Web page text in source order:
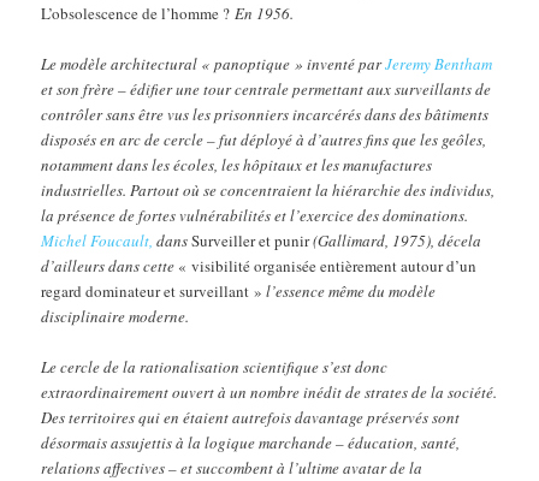
L’obsolescence de l’homme ? En 1956.
Le modèle architectural « panoptique » inventé parJeremy Bentham
et son frère – édifier une tour centrale permettant aux surveillants de
contrôler sans être vus les prisonniers incarcérés dans des bâtiments
disposés en arc de cercle – fut déployé à d’autres fins que les geôles,
notamment dans les écoles, les hôpitaux et les manufactures
industrielles. Partout où se concentraient la hiérarchie des individus,
la présence de fortes vulnérabilités et l’exercice des dominations.
Michel Foucault, dansSurveiller et punir(Gallimard, 1975), décela
d’ailleurs dans cette « visibilité organisée entièrement autour d’un
regard dominateur et surveillant » l’essence même du modèle
disciplinaire moderne.
Le cercle de la rationalisation scientifique s’est donc
extraordinairement ouvert à un nombre inédit de strates de la société.
Des territoires qui en étaient autrefois davantage préservés sont
désormais assujettis à la logique marchande – éducation, santé,
relations affectives – et succombent à l’ultime avatar de la